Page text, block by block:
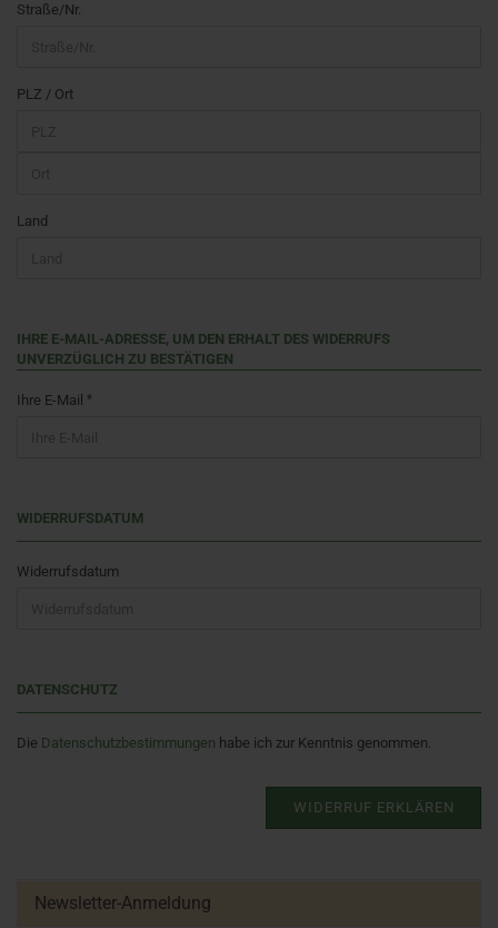
Straße/Nr.
PLZ / Ort
Land
IHRE E-MAIL-ADRESSE, UM DEN ERHALT DES WIDERRUFS
UNVERZÜGLICH ZU BESTÄTIGEN
Ihre E-Mail
WIDERRUFSDATUM
Widerrufsdatum
DATENSCHUTZ
Die Datenschutzbestimmungen habe ich zur Kenntnis genommen.
WIDERRUF ERKLÄREN
Newsletter-Anmeldung